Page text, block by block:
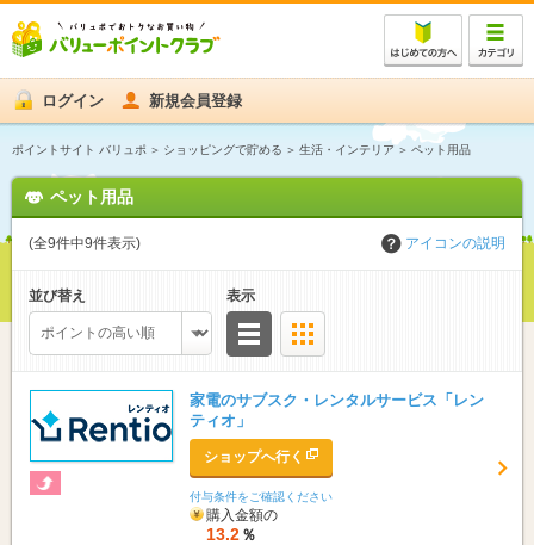
ログイン 新規会員登録
ポイントサイト バリュポ ショッピングで貯める 生活・インテリア ペット用品
ペット用品
(全9件中9件表示) アイコンの説明
並び替え
表示
リスト
家電のサブスク・レンタルサービス「レン
ティオ」
ショップへ行く
付与条件をご確認ください
購入金額の
13.2 ％